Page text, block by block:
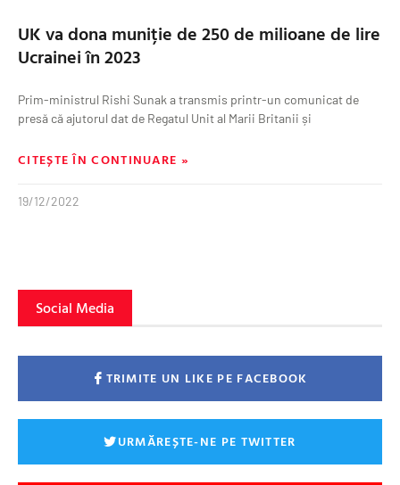
UK va dona muniție de 250 de milioane de lire
Ucrainei în 2023
Prim-ministrul Rishi Sunak a transmis printr-un comunicat de
presă că ajutorul dat de Regatul Unit al Marii Britanii și
CITEȘTE ÎN CONTINUARE »
19/12/2022
Social Media
TRIMITE UN LIKE PE FACEBOOK
URMĂREȘTE-NE PE TWITTER